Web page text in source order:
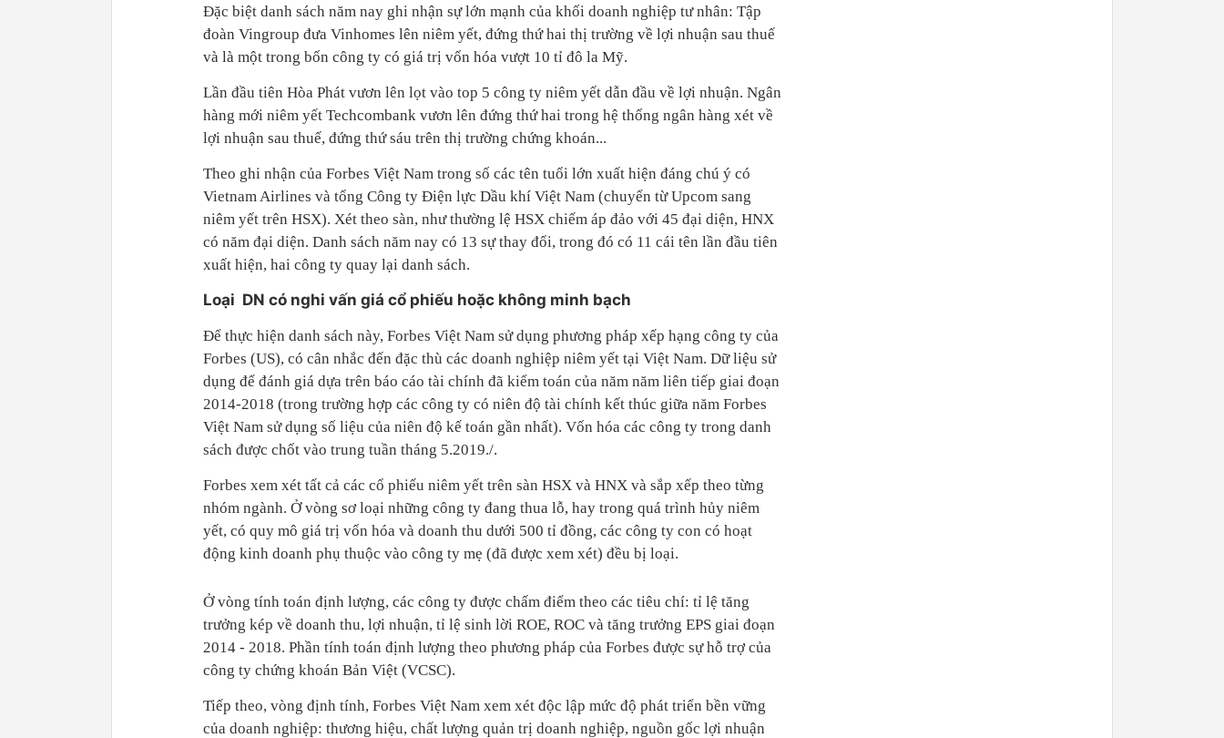
Đặc biệt danh sách năm nay ghi nhận sự lớn mạnh của khối doanh nghiệp tư nhân: Tập
đoàn Vingroup đưa Vinhomes lên niêm yết, đứng thứ hai thị trường về lợi nhuận sau thuế
và là một trong bốn công ty có giá trị vốn hóa vượt 10 tỉ đô la Mỹ.
Lần đầu tiên Hòa Phát vươn lên lọt vào top 5 công ty niêm yết dẫn đầu về lợi nhuận. Ngân
hàng mới niêm yết Techcombank vươn lên đứng thứ hai trong hệ thống ngân hàng xét về
lợi nhuận sau thuế, đứng thứ sáu trên thị trường chứng khoán...
Theo ghi nhận của Forbes Việt Nam trong số các tên tuổi lớn xuất hiện đáng chú ý có
Vietnam Airlines và tổng Công ty Điện lực Dầu khí Việt Nam (chuyển từ Upcom sang
niêm yết trên HSX). Xét theo sàn, như thường lệ HSX chiếm áp đảo với 45 đại diện, HNX
có năm đại diện. Danh sách năm nay có 13 sự thay đổi, trong đó có 11 cái tên lần đầu tiên
xuất hiện, hai công ty quay lại danh sách.
Loại DN có nghi vấn giá cổ phiếu hoặc không minh bạch
Để thực hiện danh sách này, Forbes Việt Nam sử dụng phương pháp xếp hạng công ty của
Forbes (US), có cân nhắc đến đặc thù các doanh nghiệp niêm yết tại Việt Nam. Dữ liệu sử
dụng để đánh giá dựa trên báo cáo tài chính đã kiểm toán của năm năm liên tiếp giai đoạn
2014-2018 (trong trường hợp các công ty có niên độ tài chính kết thúc giữa năm Forbes
Việt Nam sử dụng số liệu của niên độ kế toán gần nhất). Vốn hóa các công ty trong danh
sách được chốt vào trung tuần tháng 5.2019./.
Forbes xem xét tất cả các cổ phiếu niêm yết trên sàn HSX và HNX và sắp xếp theo từng
nhóm ngành. Ở vòng sơ loại những công ty đang thua lỗ, hay trong quá trình hủy niêm
yết, có quy mô giá trị vốn hóa và doanh thu dưới 500 tỉ đồng, các công ty con có hoạt
động kinh doanh phụ thuộc vào công ty mẹ (đã được xem xét) đều bị loại.
Ở vòng tính toán định lượng, các công ty được chấm điểm theo các tiêu chí: tỉ lệ tăng
trưởng kép về doanh thu, lợi nhuận, tỉ lệ sinh lời ROE, ROC và tăng trưởng EPS giai đoạn
2014 - 2018. Phần tính toán định lượng theo phương pháp của Forbes được sự hỗ trợ của
công ty chứng khoán Bản Việt (VCSC).
Tiếp theo, vòng định tính, Forbes Việt Nam xem xét độc lập mức độ phát triển bền vững
của doanh nghiệp: thương hiệu, chất lượng quản trị doanh nghiệp, nguồn gốc lợi nhuận